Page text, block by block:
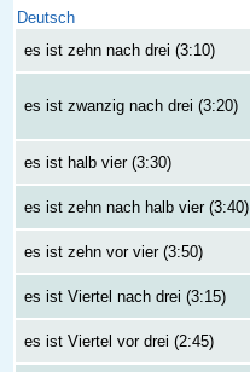
Deutsch
es ist zehn nach drei (3:10)
es ist zwanzig nach drei (3:20)
es ist halb vier (3:30)
es ist zehn nach halb vier (3:40)
es ist zehn vor vier (3:50)
es ist Viertel nach drei (3:15)
es ist Viertel vor drei (2:45)